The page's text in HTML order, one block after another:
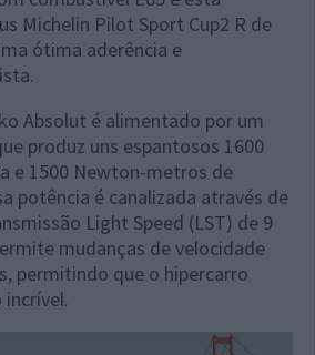
Michelin Pilot Sport Cup2 R de
ótima aderência e
Absolut é alimentado por um
produz uns espantosos 1600
e 1500 Newton-metros de
potência é canalizada através de
Light Speed (LST) de 9
mudanças de velocidade
permitindo que o hipercarro